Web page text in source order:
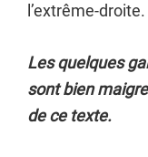
l’extrême-droite.
Les quelques
sont bien
de ce texte.